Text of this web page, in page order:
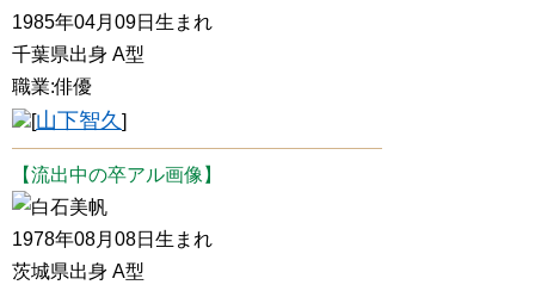
1985年04月09日生まれ
千葉県出身 A型
職業:俳優
[山下智久 ]
【流出中の卒アル画像】
白石美帆
1978年08月08日生まれ
茨城県出身 A型